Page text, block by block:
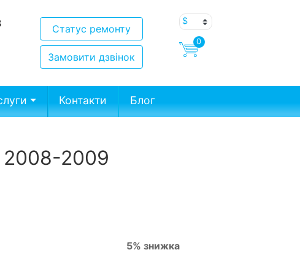
Статус ремонту
Замовити дзвінок
0
Контакти Блог
2008-2009
5% знижка